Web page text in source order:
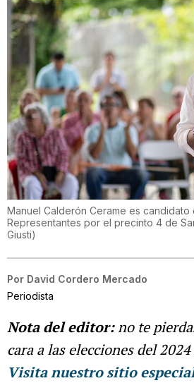
Manuel Calderón Cerame es candidato
Representantes por el precinto 4 de
Giusti)
Por David Cordero Mercado
Periodista
Nota del editor:no te
cara a las elecciones del
Visita nuestro sitio